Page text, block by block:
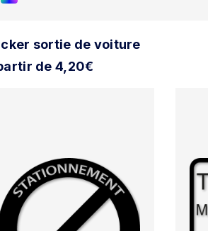
sortie de voiture
de 4,20€